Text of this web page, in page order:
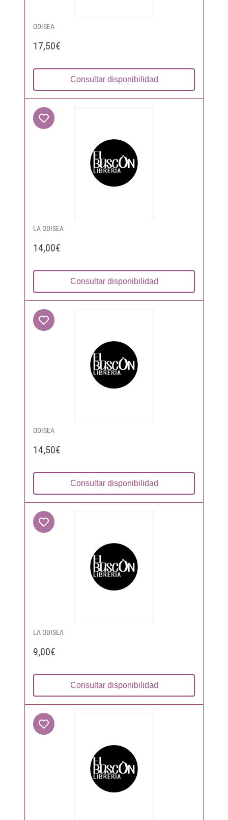
ODISEA
17,50€
Consultar disponibilidad
LA ODISEA
14,00€
Consultar disponibilidad
ODISEA
14,50€
Consultar disponibilidad
LA ODISEA
9,00€
Consultar disponibilidad